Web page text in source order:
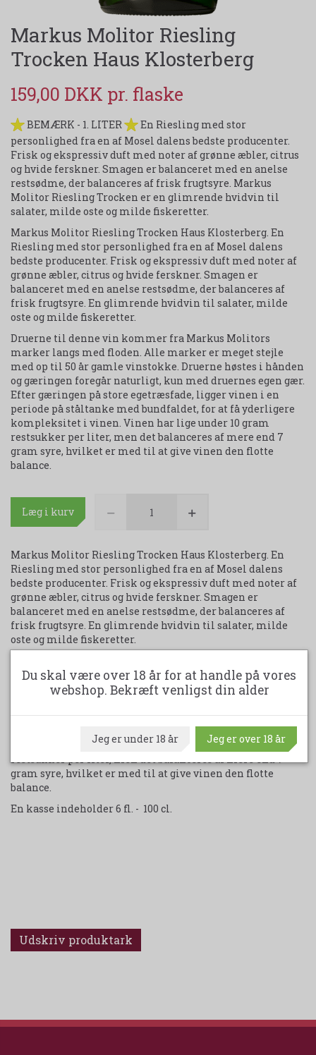
Markus Molitor Riesling
Trocken Haus Klosterberg
159,00 DKK
BEMÆRK - 1. LITER
En Riesling med stor
personlighed fra en af Mosel dalens bedste producenter.
Frisk og ekspressiv duft med noter af grønne æbler, citrus
og hvide ferskner. Smagen er balanceret med en anelse
restsødme, der balanceres af frisk frugtsyre. Markus
Molitor Riesling Trocken er en glimrende hvidvin til
salater, milde oste og milde fiskeretter.
Markus Molitor Riesling Trocken Haus Klosterberg. En
Riesling med stor personlighed fra en af Mosel dalens
bedste producenter. Frisk og ekspressiv duft med noter af
grønne æbler, citrus og hvide ferskner. Smagen er
balanceret med en anelse restsødme, der balanceres af
frisk frugtsyre. En glimrende hvidvin til salater, milde
oste og milde fiskeretter.
Druerne til denne vin kommer fra Markus Molitors
marker langs med floden. Alle marker er meget stejle
med op til 50 år gamle vinstokke. Druerne høstes i hånden
og gæringen foregår naturligt, kun med druernes egen gær.
Efter gæringen på store egetræsfade, ligger vinen i en
periode på ståltanke med bundfaldet, for at få yderligere
kompleksitet i vinen. Vinen har lige under 10 gram
restsukker per liter, men det balanceres af mere end 7
gram syre, hvilket er med til at give vinen den flotte
balance.
Læg i kurv
Markus Molitor Riesling Trocken Haus Klosterberg. En
Riesling med stor personlighed fra en af Mosel dalens
bedste producenter. Frisk og ekspressiv duft med noter af
grønne æbler, citrus og hvide ferskner. Smagen er
balanceret med en anelse restsødme, der balanceres af
frisk frugtsyre. En glimrende hvidvin til salater, milde
oste og milde fiskeretter.
marker langs med floden. Alle marker er meget stejle
med op til 50 år gamle vinstokke. Druerne høstes i hånden
Efter gæringen på store egetræsfade, ligger vinen i en
periode på ståltanke med bundfaldet, for at få yderligere
kompleksitet i vinen. Vinen har lige under 10 gram
restsukker per liter, men det balanceres af mere end 7
gram syre, hvilket er med til at give vinen den flotte
balance.
En kasse indeholder 6 fl. - 100 cl.
Udskriv produktark
Du skal være over 18 år for at handle på vores
webshop. Bekræft venligst din alder
Jeg er under 18 år Jeg er over 18 år